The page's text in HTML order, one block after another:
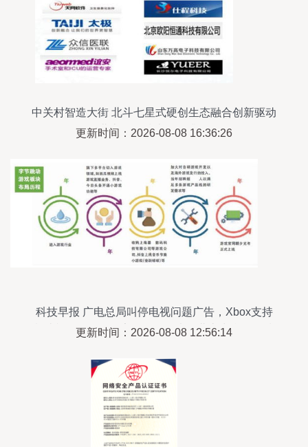
中关村智造大街 北斗七星式硬创生态融合创新驱动
北京网络技术服务升级
更新时间：2026-08-08 16:36:26
科技早报 广电总局叫停电视问题广告，Xbox支持
杜比视界，AirTag安全漏洞曝光，北京出台网络技
更新时间：2026-08-08 12:56:14